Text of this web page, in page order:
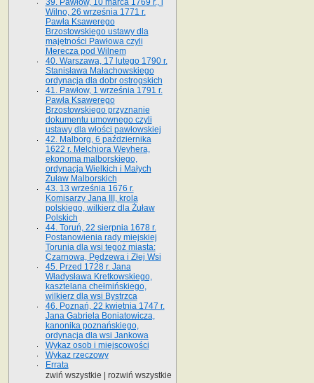
39. Pawłow, 10 marca 1769 r., i
Wilno, 26 września 1771 r.
Pawła Ksawerego
Brzostowskiego ustawy dla
majętności Pawłowa czyli
Merecza pod Wilnem
40. Warszawa, 17 lutego 1790 r.
Stanisława Małachowskiego
ordynacja dla dobr ostrogskich
41. Pawłow, 1 września 1791 r.
Pawła Ksawerego
Brzostowskiego przyznanie
dokumentu umownego czyli
ustawy dla włości pawłowskiej
42. Malborg, 6 października
1622 r. Melchiora Weyhera,
ekonoma malborskiego,
ordynacja Wielkich i Małych
Żuław Malborskich
43. 13 września 1676 r.
Komisarzy Jana III, krola
polskiego, wilkierz dla Żuław
Polskich
44. Toruń, 22 sierpnia 1678 r.
Postanowienia rady miejskiej
Torunia dla wsi tegoż miasta:
Czarnowa, Pędzewa i Złej Wsi
45. Przed 1728 r. Jana
Władysława Kretkowskiego,
kasztelana chełmińskiego,
wilkierz dla wsi Bystrzca
46. Poznań, 22 kwietnia 1747 r.
Jana Gabriela Boniatowicza,
kanonika poznańskiego,
ordynacja dla wsi Jankowa
Wykaz osob i miejscowości
Wykaz rzeczowy
Errata
zwiń wszystkie
rozwiń wszystkie